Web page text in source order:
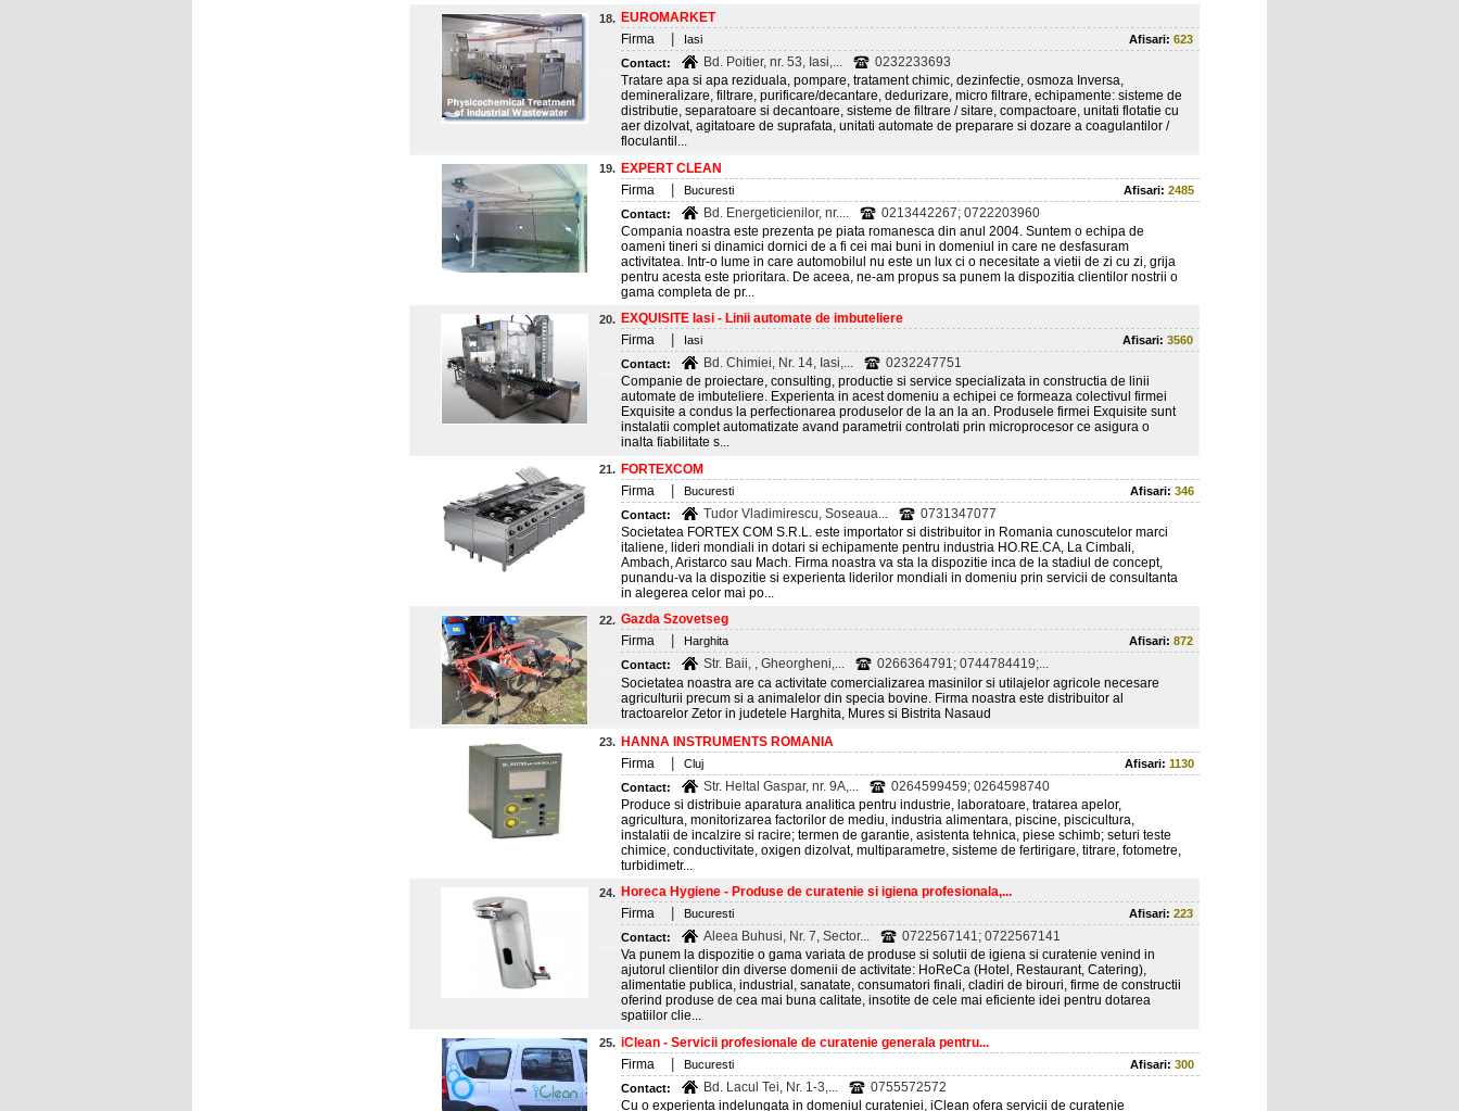
18. EUROMARKET
Firma
Iasi Afisari: 623
Contact:
Bd. Poitier, nr. 53, Iasi,...
0232233693
Tratare apa si apa reziduala, pompare, tratament chimic, dezinfectie, osmoza Inversa,
demineralizare, filtrare, purificare/decantare, dedurizare, micro filtrare, echipamente: sisteme de
distributie, separatoare si decantoare, sisteme de filtrare / sitare, compactoare, unitati flotatie cu
aer dizolvat, agitatoare de suprafata, unitati automate de preparare si dozare a coagulantilor /
floculantil...
19. EXPERT CLEAN
Firma
Bucuresti Afisari: 2485
Contact:
Bd. Energeticienilor, nr....
0213442267; 0722203960
Compania noastra este prezenta pe piata romanesca din anul 2004. Suntem o echipa de
oameni tineri si dinamici dornici de a fi cei mai buni in domeniul in care ne desfasuram
activitatea. Intr-o lume in care automobilul nu este un lux ci o necesitate a vietii de zi cu zi, grija
pentru acesta este prioritara. De aceea, ne-am propus sa punem la dispozitia clientilor nostrii o
gama completa de pr...
20. EXQUISITE Iasi - Linii automate de imbuteliere
Firma
Iasi Afisari: 3560
Contact:
Bd. Chimiei, Nr. 14, Iasi,...
0232247751
Companie de proiectare, consulting, productie si service specializata in constructia de linii
automate de imbuteliere. Experienta in acest domeniu a echipei ce formeaza colectivul firmei
Exquisite a condus la perfectionarea produselor de la an la an. Produsele firmei Exquisite sunt
instalatii complet automatizate avand parametrii controlati prin microprocesor ce asigura o
inalta fiabilitate s...
21. FORTEXCOM
Firma
Bucuresti Afisari: 346
Contact:
Tudor Vladimirescu, Soseaua...
0731347077
Societatea FORTEX COM S.R.L. este importator si distribuitor in Romania cunoscutelor marci
italiene, lideri mondiali in dotari si echipamente pentru industria HO.RE.CA, La Cimbali,
Ambach, Aristarco sau Mach. Firma noastra va sta la dispozitie inca de la stadiul de concept,
punandu-va la dispozitie si experienta liderilor mondiali in domeniu prin servicii de consultanta
in alegerea celor mai po...
22. Gazda Szovetseg
Firma
Harghita Afisari: 872
Contact:
Str. Baii, , Gheorgheni,...
0266364791; 0744784419;...
Societatea noastra are ca activitate comercializarea masinilor si utilajelor agricole necesare
agriculturii precum si a animalelor din specia bovine. Firma noastra este distribuitor al
tractoarelor Zetor in judetele Harghita, Mures si Bistrita Nasaud
23. HANNA INSTRUMENTS ROMANIA
Firma
Cluj Afisari: 1130
Contact:
Str. Heltal Gaspar, nr. 9A,...
0264599459; 0264598740
Produce si distribuie aparatura analitica pentru industrie, laboratoare, tratarea apelor,
agricultura, monitorizarea factorilor de mediu, industria alimentara, piscine, piscicultura,
instalatii de incalzire si racire; termen de garantie, asistenta tehnica, piese schimb; seturi teste
chimice, conductivitate, oxigen dizolvat, multiparametre, sisteme de fertirigare, titrare, fotometre,
turbidimetr...
24. Horeca Hygiene - Produse de curatenie si igiena profesionala,...
Firma
Bucuresti Afisari: 223
Contact:
Aleea Buhusi, Nr. 7, Sector...
0722567141; 0722567141
Va punem la dispozitie o gama variata de produse si solutii de igiena si curatenie venind in
ajutorul clientilor din diverse domenii de activitate: HoReCa (Hotel, Restaurant, Catering),
alimentatie publica, industrial, sanatate, consumatori finali, cladiri de birouri, firme de constructii
oferind produse de cea mai buna calitate, insotite de cele mai eficiente idei pentru dotarea
spatiilor clie...
25. iClean - Servicii profesionale de curatenie generala pentru...
Firma
Bucuresti Afisari: 300
Contact:
Bd. Lacul Tei, Nr. 1-3,...
0755572572
Cu o experienta indelungata in domeniul curateniei, iClean ofera servicii de curatenie